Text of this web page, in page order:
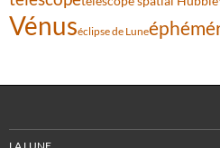
Vénuséclipse de Lune